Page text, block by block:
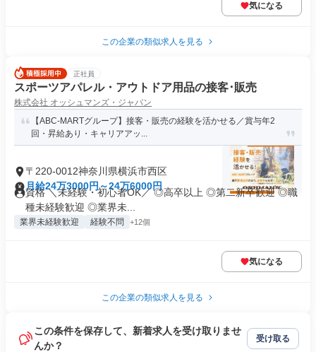
気になる
この企業の類似求人を見る
正社員
スポーツアパレル・アウトドア用品の接客･販売
株式会社 オッシュマンズ・ジャパン
【ABC-MARTグループ】接客・販売の経験を活かせる／賞与年2
回・昇給あり・キャリアアッ...
〒220-0012神奈川県横浜市西区
月給24万3000円～24万6000円
資格 ＼未経験・初心者OK／ ◎高卒以上 ◎第二新卒歓迎 ◎職
種未経験歓迎 ◎業界未...
業界未経験歓迎 経験不問 +12個
気になる
この企業の類似求人を見る
この条件を保存して、新着求人を受け取りませ
んか？
受け取る